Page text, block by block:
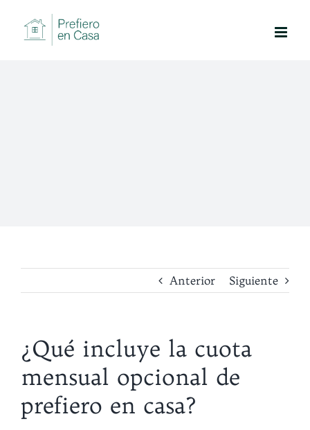
contenido
Anterior Siguiente
¿Qué incluye la cuota
mensual opcional de
prefiero en casa?